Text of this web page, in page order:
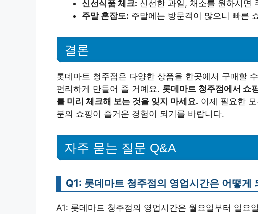
신선식품 체크: 신선한 과일, 채소를 원하시면
주말 혼잡도: 주말에는 방문객이 많으니 빠른
결론
롯데마트 청주점은 다양한 상품을 한곳에서 구매할
편리하게 만들어 줄 거예요. 롯데마트 청주점에서 쇼
를 미리 체크해 보는 것을 잊지 마세요. 이제 필요한
분의 쇼핑이 즐거운 경험이 되기를 바랍니다.
자주 묻는 질문 Q&A
Q1: 롯데마트 청주점의 영업시간은 어떻게
A1: 롯데마트 청주점의 영업시간은 월요일부터 일요